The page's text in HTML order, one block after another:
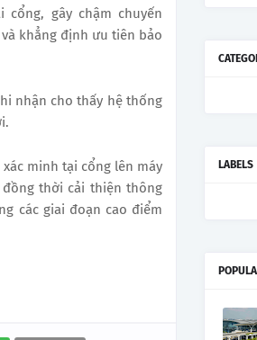
gây chậm chuyến
khẳng định ưu tiên bảo
nhận cho thấy hệ thống
minh tại cổng lên máy
thời cải thiện thông
các giai đoạn cao điểm
LABELS